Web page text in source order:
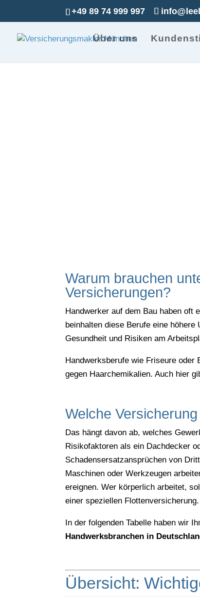
+49 89 74 999 997
Über uns
Warum brauchen
Versicherungen?
Handwerker auf dem Bau haben oft
beinhalten diese Berufe eine
Gesundheit und Risiken am
Handwerksberufe wie Friseure oder
gegen Haarchemikalien. Auch hier
Welche
Das hängt davon ab, welches
Risikofaktoren als ein Dachdecker
Schadensersatzansprüchen von
Maschinen oder Werkzeugen
ereignen. Wer körperlich arbeitet,
einer speziellen Flottenversicherung.
In der folgenden Tabelle haben wir
Handwerksbranchen in
Übersicht: